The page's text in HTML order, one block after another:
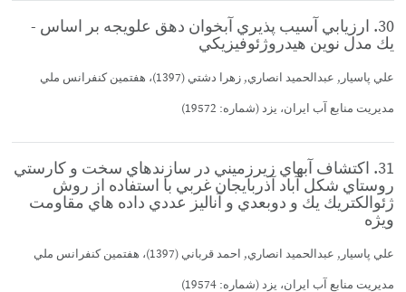
30. ارزيابي آسيب پذيري آبخوان دهق علويجه بر اساس -
يك مدل نوين هيدروژئوفيزيكي
علي پاسيار, عبدالحميد انصاري, زهرا دشتي (1397)، هفتمين كنفرانس ملي
مديريت منابع آب ايران، يزد (شماره: 19572)
31. اكتشاف آبهاي زيرزميني در سازندهاي سخت و كارستي
روستاي شكل آباد آذربايجان غربي با استفاده از روش
ژئوالكتريك يك و دوبعدي و آناليز عددي داده هاي مقاومت
ويژه
علي پاسيار, عبدالحميد انصاري, احمد قرباني (1397)، هفتمين كنفرانس ملي
مديريت منابع آب ايران، يزد (شماره: 19574)